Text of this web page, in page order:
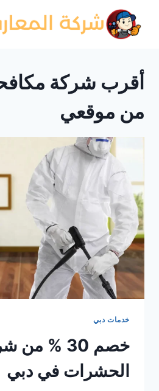
المحتوى
أقرب شركة
من موقعي
خدمات دبي
خصم 30 %
الحشرات في دبي